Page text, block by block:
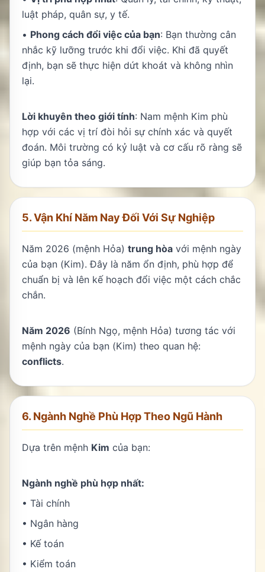
luật pháp, quân sự, y tế.
• Phong cách đổi việc của bạn: Bạn thường cân
nhắc kỹ lưỡng trước khi đổi việc. Khi đã quyết
định, bạn sẽ thực hiện dứt khoát và không nhìn
lại.
Lời khuyên theo giới tính: Nam mệnh Kim phù
hợp với các vị trí đòi hỏi sự chính xác và quyết
đoán. Môi trường có kỷ luật và cơ cấu rõ ràng sẽ
giúp bạn tỏa sáng.
5. Vận Khí Năm Nay Đối Với Sự Nghiệp
Năm 2026 (mệnh Hỏa) trung hòa với mệnh ngày
của bạn (Kim). Đây là năm ổn định, phù hợp để
chuẩn bị và lên kế hoạch đổi việc một cách chắc
chắn.
Năm 2026 (Bính Ngọ, mệnh Hỏa) tương tác với
mệnh ngày của bạn (Kim) theo quan hệ:
conflicts.
6. Ngành Nghề Phù Hợp Theo Ngũ Hành
Dựa trên mệnh Kim của bạn:
Ngành nghề phù hợp nhất:
• Tài chính
• Ngân hàng
• Kế toán
• Kiểm toán